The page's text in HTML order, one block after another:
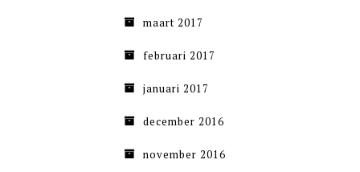
maart 2017
februari 2017
januari 2017
december 2016
november 2016